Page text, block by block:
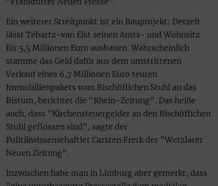
Ein weiterer Streitpunkt ist ein Bauprojekt: Derzeit
lässt Tebartz-van Elst seinen Amts- und Wohnsitz
für 5,5 Millionen Euro ausbauen. Wahrscheinlich
stamme das Geld dafür aus dem umstrittenen
Verkauf eines 6,7 Millionen Euro teuren
Immobilienpakets vom Bischöflichen Stuhl an das
Bistum, berichtet die "Rhein-Zeitung". Das heiße
auch, dass "Kirchensteuergelder an den Bischöflichen
Stuhl geflossen sind", sagte der
Politikwissenschaftler Carsten Frerk der "Wetzlarer
Neuen Zeitung".
Inzwischen habe man in Limburg aber gemerkt, dass